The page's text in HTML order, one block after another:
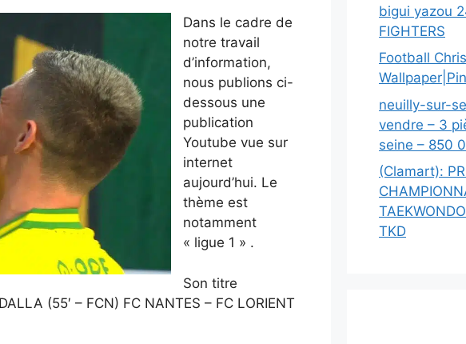
Dans le cadre de
notre travail
d’information,
nous publions ci-
dessous une
publication
Youtube vue sur
internet
aujourd’hui. Le
thème est
notamment
« ligue 1 » .
Son titre
(55′ – FCN) FC NANTES – FC LORIENT
bigui yazou
FIGHTERS
Football
neuilly-sur-
vendre – 3
seine – 850
(Clamart):
TKD